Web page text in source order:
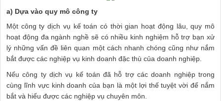
a) Dựa vào quy mô công ty
Một công ty dịch vụ kế toán có thời gian hoạt động lâu, quy mô
hoạt động đa ngành nghề sẽ có nhiều kinh nghiệm hỗ trợ bạn xử
lý những vấn đề liên quan một cách nhanh chóng cũng như nắm
bắt được các nghiệp vụ kinh doanh đặc thù của doanh nghiệp.
Nếu công ty dịch vụ kế toán đã hỗ trợ các doanh nghiệp trong
cùng lĩnh vực kinh doanh của bạn là một lợi thế tuyệt vời để nắm
bắt và hiểu được các nghiệp vụ chuyên môn.